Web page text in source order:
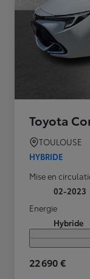
Toyota
TOULOUSE
HYBRIDE
Mise en
02-2023
Energie
Hybride
22 690 €